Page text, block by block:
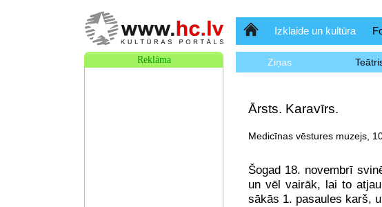
SākumlapaIzklaide un kultūra
Ziņas
Ārsts. Karavīrs.
Medicīnas vēstures muzejs,
Šogad 18. novembrī
un vēl vairāk, lai to
sākās 1. pasaules karš,
Reklāma